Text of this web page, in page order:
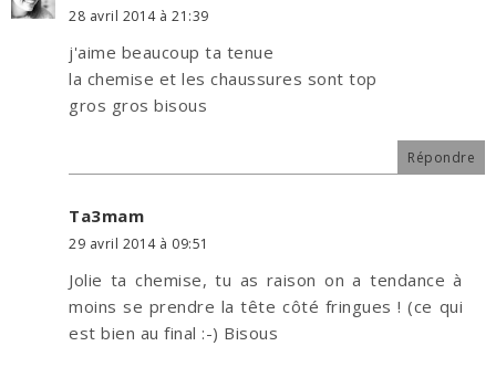
28 avril 2014 à 21:39
j'aime beaucoup ta tenue
la chemise et les chaussures sont top
gros gros bisous
Répondre
Ta3mam
29 avril 2014 à 09:51
Jolie ta chemise, tu as raison on a tendance à
moins se prendre la tête côté fringues ! (ce qui
est bien au final :-) Bisous